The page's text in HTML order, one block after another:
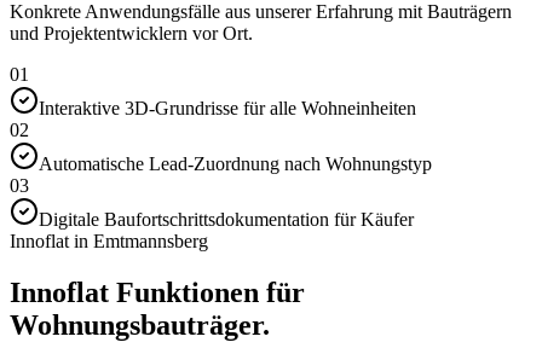
Konkrete Anwendungsfälle aus unserer Erfahrung mit Bauträgern
und Projektentwicklern vor Ort.
01
Interaktive 3D-Grundrisse für alle Wohneinheiten
02
Automatische Lead-Zuordnung nach Wohnungstyp
03
Digitale Baufortschrittsdokumentation für Käufer
Innoflat in Emtmannsberg
Innoflat Funktionen für
Wohnungsbauträger.